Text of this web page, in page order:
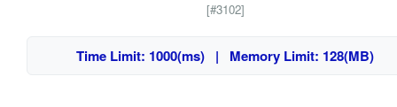
[#3102]
Time Limit: 1000(ms) | Memory Limit: 128(MB)